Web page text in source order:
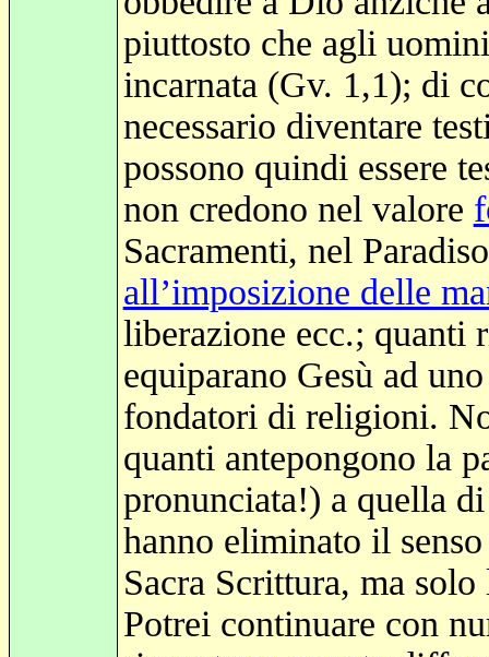
piuttosto che agli
incarnata (Gv. 1,1); di
necessario diventare
possono quindi essere
non credono nel valore
Sacramenti, nel
all’imposizione delle
liberazione ecc.; quanti
equiparano Gesù ad
fondatori di religioni.
quanti antepongono la
pronunciata!) a quella
hanno eliminato il
Sacra Scrittura, ma
Potrei continuare con